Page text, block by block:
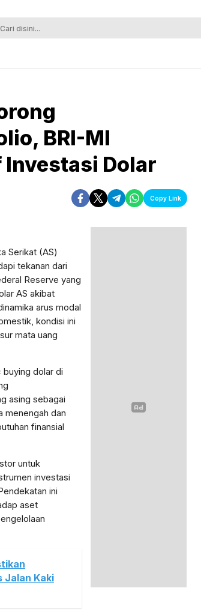
BRI-MI
Dolar
Copy Link
Serikat (AS)
tekanan dari
Reserve yang
AS akibat
arus modal
kondisi ini
mata uang
dolar di
asing sebagai
menengah dan
finansial
untuk
investasi
ini
aset
Jalan Kaki